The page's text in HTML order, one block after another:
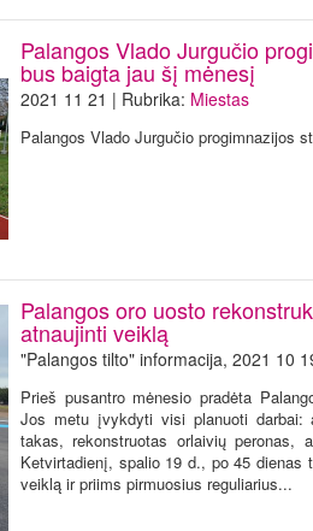
Palangos Vlado Jurgučio
bus baigta jau šį mėnesį
2021 11 21 | Rubrika: Miestas
Palangos Vlado Jurgučio progimnazijos
Palangos oro uosto
atnaujinti veiklą
"Palangos tilto" informacija, 2021 10
Prieš pusantro mėnesio pradėta
Jos metu įvykdyti visi planuoti darbai:
takas, rekonstruotas orlaivių peronas,
Ketvirtadienį, spalio 19 d., po 45 dienas
veiklą ir priims pirmuosius reguliarius...